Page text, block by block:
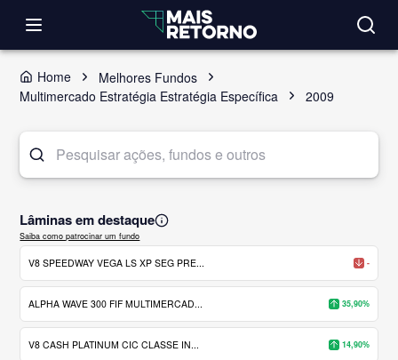
Home
Melhores Fundos
Multimercado Estratégia Estratégia Específica
2009
Lâminas em destaque
Saiba como patrocinar um fundo
V8 SPEEDWAY VEGA LS XP SEG PRE... -
ALPHA WAVE 300 FIF MULTIMERCAD... 35,90%
V8 CASH PLATINUM CIC CLASSE IN... 14,90%